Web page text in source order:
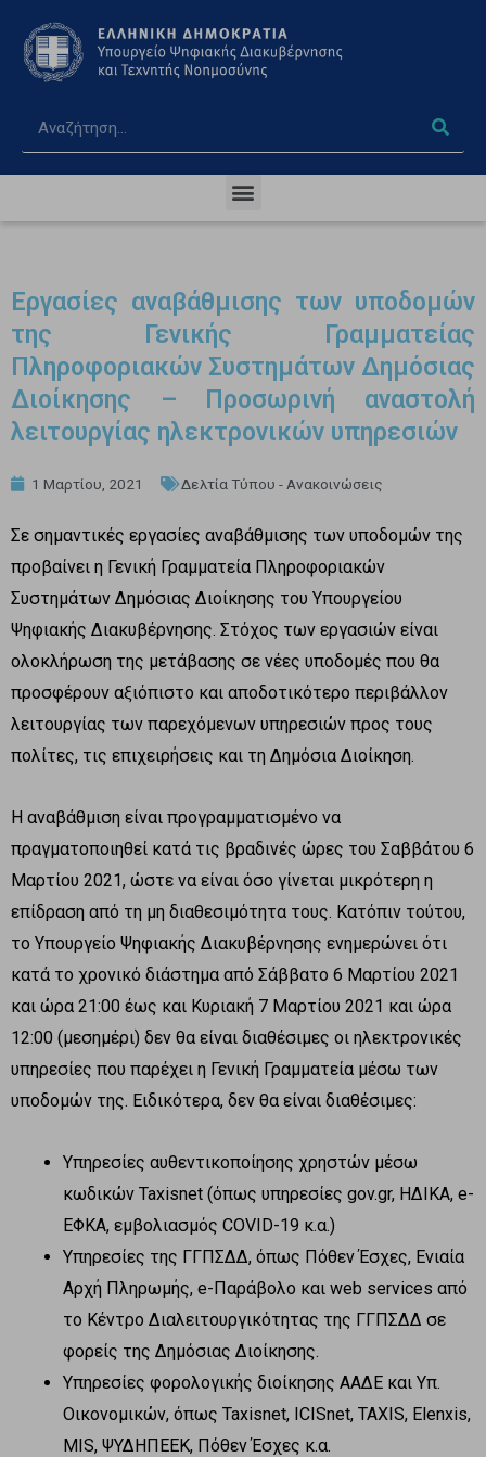
Εργασίες αναβάθμισης των υποδομών
της Γενικής Γραμματείας
Πληροφοριακών Συστημάτων Δημόσιας
Διοίκησης – Προσωρινή αναστολή
λειτουργίας ηλεκτρονικών υπηρεσιών
1 Μαρτίου, 2021 Δελτία Τύπου - Ανακοινώσεις
Σε σημαντικές εργασίες αναβάθμισης των υποδομών της
προβαίνει η Γενική Γραμματεία Πληροφοριακών
Συστημάτων Δημόσιας Διοίκησης του Υπουργείου
Ψηφιακής Διακυβέρνησης. Στόχος των εργασιών είναι
ολοκλήρωση της μετάβασης σε νέες υποδομές που θα
προσφέρουν αξιόπιστο και αποδοτικότερο περιβάλλον
λειτουργίας των παρεχόμενων υπηρεσιών προς τους
πολίτες, τις επιχειρήσεις και τη Δημόσια Διοίκηση.
Η αναβάθμιση είναι προγραμματισμένο να
πραγματοποιηθεί κατά τις βραδινές ώρες του Σαββάτου 6
Μαρτίου 2021, ώστε να είναι όσο γίνεται μικρότερη η
επίδραση από τη μη διαθεσιμότητα τους. Κατόπιν τούτου,
το Υπουργείο Ψηφιακής Διακυβέρνησης ενημερώνει ότι
κατά το χρονικό διάστημα από Σάββατο 6 Μαρτίου 2021
και ώρα 21:00 έως και Κυριακή 7 Μαρτίου 2021 και ώρα
12:00 (μεσημέρι) δεν θα είναι διαθέσιμες οι ηλεκτρονικές
υπηρεσίες που παρέχει η Γενική Γραμματεία μέσω των
υποδομών της. Ειδικότερα, δεν θα είναι διαθέσιμες:
Υπηρεσίες αυθεντικοποίησης χρηστών μέσω
κωδικών Taxisnet (όπως υπηρεσίες gov.gr, ΗΔΙΚΑ, e-
ΕΦΚΑ, εμβολιασμός COVID-19 κ.α.)
Υπηρεσίες της ΓΓΠΣΔΔ, όπως Πόθεν Έσχες, Ενιαία
Αρχή Πληρωμής, e-Παράβολο και web services από
το Κέντρο Διαλειτουργικότητας της ΓΓΠΣΔΔ σε
φορείς της Δημόσιας Διοίκησης.
Υπηρεσίες φορολογικής διοίκησης ΑΑΔΕ και Υπ.
Οικονομικών, όπως Taxisnet, ICISnet, TAXIS, Elenxis,
MIS, ΨΥΔΗΠΕΕΚ, Πόθεν Έσχες κ.α.